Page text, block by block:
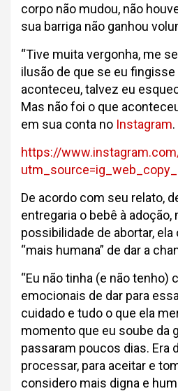
corpo não mudou, não
sua barriga não ganhou
“Tive muita vergonha, me
ilusão de que se eu
aconteceu, talvez eu
Mas não foi o que
em sua conta no Instagram.
https://
De acordo com seu relato,
entregaria o bebê à
possibilidade de abortar,
“mais humana” de dar a
“Eu não tinha (e não tenho)
emocionais de dar para
cuidado e tudo o que ela
momento que eu soube da
passaram poucos dias. Era
processar, para aceitar e
considero mais digna e